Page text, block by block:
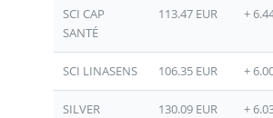
SCI CAP
SANTÉ
113.47 EUR +
SCI LINASENS 106.35 EUR +
SILVER
130.09 EUR +